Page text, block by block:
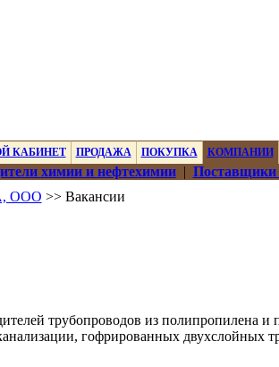
КАБИНЕТ ПРОДАЖА ПОКУПКА КОМПАНИИ
химии и нефтехимии| Поставщики
ООО >> Вакансии
трубопроводов из полипропилена и
гофрированных двухслойных